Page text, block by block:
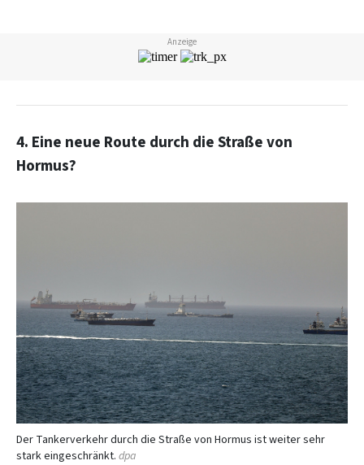
Anzeige
4. Eine neue Route durch die Straße von
Hormus?
Der Tankerverkehr durch die Straße von Hormus ist weiter sehr
stark eingeschränkt. dpa